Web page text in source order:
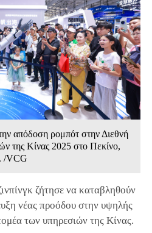
απόδοση ρομπότ στην Διεθνή
της Κίνας 2025 στο Πεκίνο,
/VCG
ζήτησε να καταβληθούν
νέας προόδου στην υψηλής
των υπηρεσιών της Κίνας.